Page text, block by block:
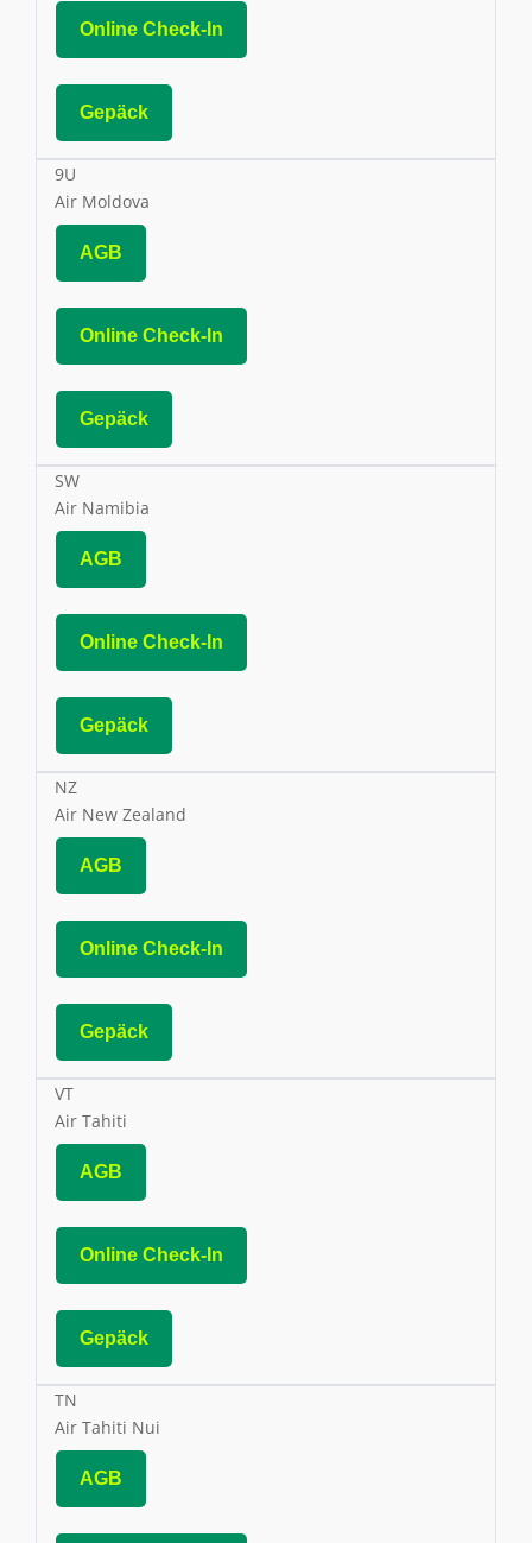
Online Check-In
Gepäck
9U
Air Moldova
AGB
Online Check-In
Gepäck
SW
Air Namibia
AGB
Online Check-In
Gepäck
NZ
Air New Zealand
AGB
Online Check-In
Gepäck
VT
Air Tahiti
AGB
Online Check-In
Gepäck
TN
Air Tahiti Nui
AGB